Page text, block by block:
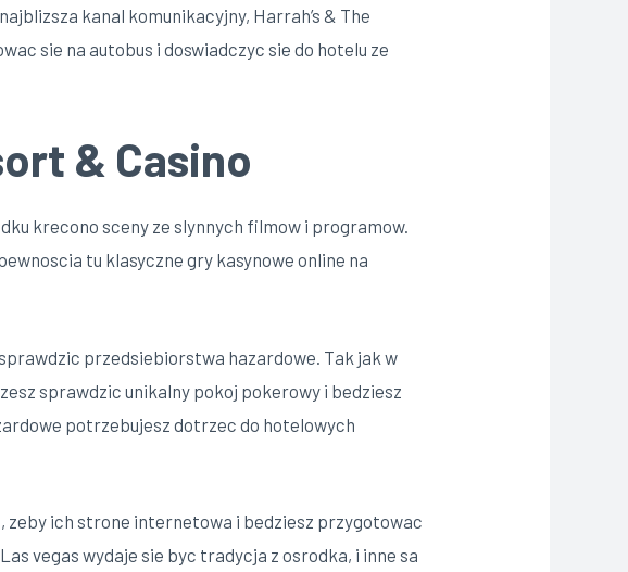
kanal komunikacyjny, Harrah’s & The
sie na autobus i doswiadczyc sie do hotelu ze
& Casino
krecono sceny ze slynnych filmow i programow.
tu klasyczne gry kasynowe online na
przedsiebiorstwa hazardowe. Tak jak w
sprawdzic unikalny pokoj pokerowy i bedziesz
potrzebujesz dotrzec do hotelowych
zeby ich strone internetowa i bedziesz przygotowac
vegas wydaje sie byc tradycja z osrodka, i inne sa